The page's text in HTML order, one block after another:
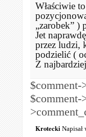
Właściwie
„zarobek” )
Jet
przez ludzi,
podzielić (
Z
Krotecki Napisał